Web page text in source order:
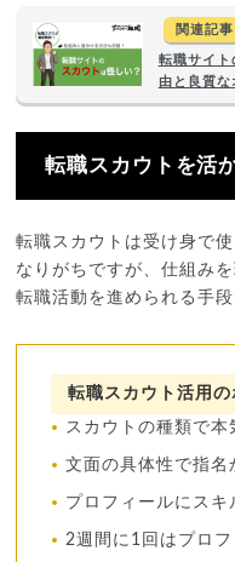
関連記事
転職サイト
由と良質な
転職スカウトを活
転職スカウトは受け身で
なりがちですが、仕組み
転職活動を進められる手段
転職スカウト活用の
スカウトの種類で本
文面の具体性で指名
プロフィールにスキ
2週間に1回はプロ